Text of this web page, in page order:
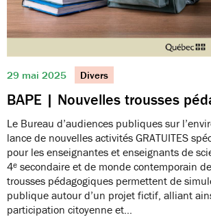
29 mai 2025 Divers
BAPE | Nouvelles trousses
Le Bureau d’audiences publiques sur
lance de nouvelles activités GRATUITES
pour les enseignantes et enseignants de
4ᵉ secondaire et de monde contemporain
trousses pédagogiques permettent de
publique autour d’un projet fictif, alliant
participation citoyenne et…